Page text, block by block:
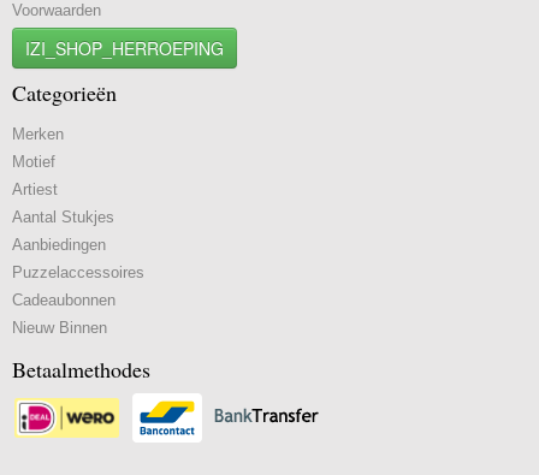
Voorwaarden
IZI_SHOP_HERROEPING
Categorieën
Merken
Motief
Artiest
Aantal Stukjes
Aanbiedingen
Puzzelaccessoires
Cadeaubonnen
Nieuw Binnen
Betaalmethodes